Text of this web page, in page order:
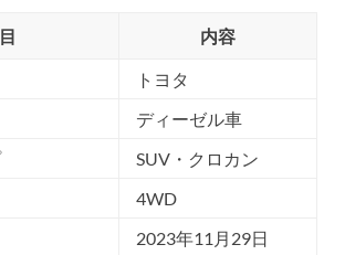
内容
トヨタ
ディーゼル車
SUV・クロカン
4WD
2023年11月29日